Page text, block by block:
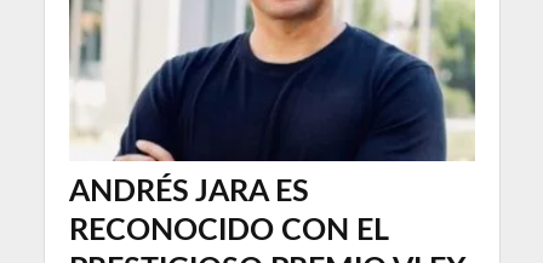
ANDRÉS JARA ES
RECONOCIDO CON EL